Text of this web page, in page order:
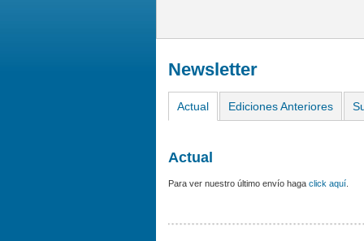
Newsletter
Actual Ediciones Anteriores
Actual
Para ver nuestro último envío haga click aquí